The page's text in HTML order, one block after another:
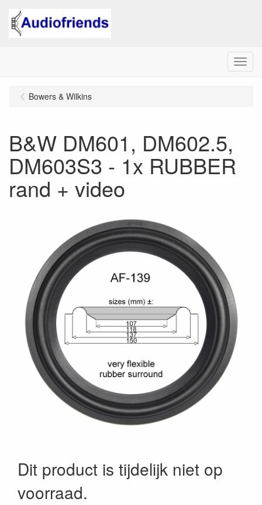
Menu
Bowers & Wilkins
B&W DM601, DM602.5,
DM603S3 - 1x RUBBER
rand + video
Dit product is tijdelijk niet op
voorraad.